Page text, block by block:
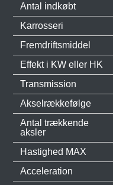
Antal indkøbt
Karrosseri
Fremdriftsmiddel
Effekt i KW eller HK
Transmission
Akselrækkefølge
Antal trækkende
aksler
Hastighed MAX
Acceleration